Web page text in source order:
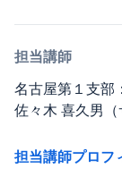
担当講師
名古屋第１支部
佐々木 喜久男（
担当講師プロフ